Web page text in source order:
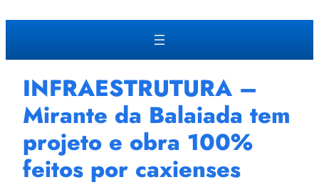
u
a
INFRAESTRUTURA –
Mirante da Balaiada tem
projeto e obra 100%
feitos por caxienses